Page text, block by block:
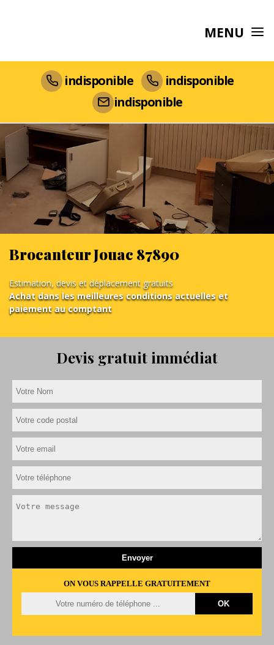
MENU
indisponible
indisponible
indisponible
Brocanteur Jouac 87890
Estimation, devis et déplacement gratuits
Achat dans les meilleures conditions actuelles et
paiement au comptant
Devis gratuit immédiat
ON VOUS RAPPELLE GRATUITEMENT